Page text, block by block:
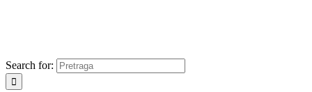
Search for: